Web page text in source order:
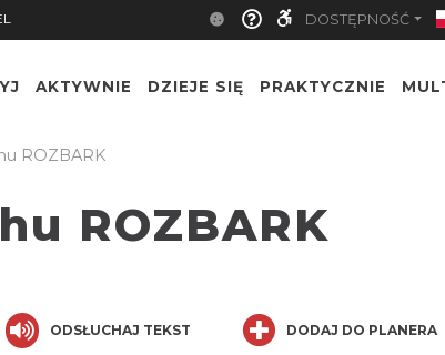
DOSTĘPNOŚĆ
AKTYWNIE DZIEJE SIĘ PRAKTYCZNIE
ROZBARK
ROZBARK
ODSŁUCHAJ TEKST DODAJ DO PLANERA